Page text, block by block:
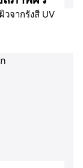
จากรังสี UV